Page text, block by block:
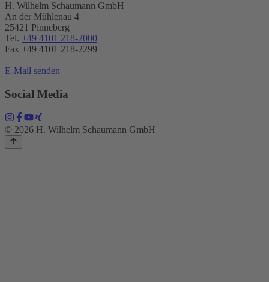
H. Wilhelm Schaumann GmbH
An der Mühlenau 4
25421 Pinneberg
Tel. +49 4101 218-2000
Fax +49 4101 218​-2299
E-Mail senden
Social Media
© 2026 H. Wilhelm Schaumann GmbH